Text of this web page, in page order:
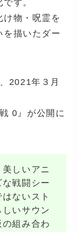
す。
け物・呪霊を
を描いたダー
2021年３月
0』が公開に
しいアニ
戦闘シー
ないスト
いサウン
の組み合わ